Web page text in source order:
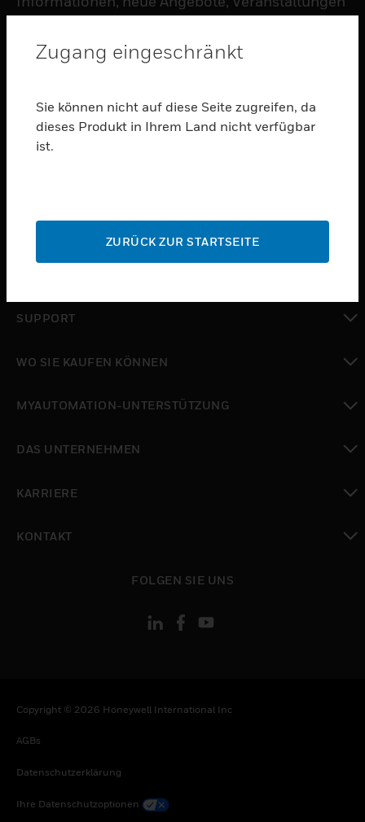
und Neuigkeiten, Umfragen, Sonderangebote
PRODUKTE
toggle view
toggle view
toggle view
SUPPORT
WO SIE KAUFEN KÖNNEN
MYAUTOMATION-UNTERSTÜTZUNG
DAS UNTERNEHMEN
KARRIERE
KONTAKT
FOLGEN SIE UNS
Copyright © 2026 Honeywell International Inc
AGBs
Datenschutzerklärung
Ihre Datenschutzoptionen
Zugang eingeschränkt
Sie können nicht auf diese Seite zugreifen, da
dieses Produkt in Ihrem Land nicht verfügbar
ist.
ZURÜCK ZUR STARTSEITE